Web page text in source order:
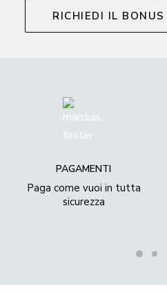
RICHIEDI IL
PAGAMENTI
Paga come vuoi in tutta
sicurezza